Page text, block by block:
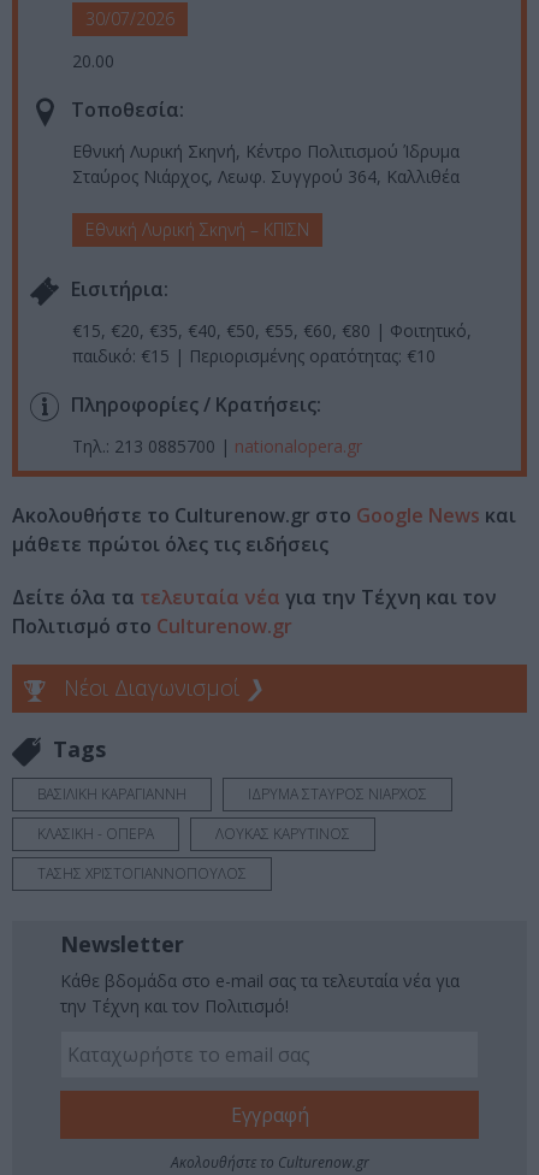
30/07/2026
20.00
Τοποθεσία:
Εθνική Λυρική Σκηνή, Κέντρο Πολιτισμού Ίδρυμα
Σταύρος Νιάρχος, Λεωφ. Συγγρού 364, Καλλιθέα
Εθνική Λυρική Σκηνή – ΚΠΙΣΝ
Eισιτήρια:
€15, €20, €35, €40, €50, €55, €60, €80 | Φοιτητικό,
παιδικό: €15 | Περιορισμένης ορατότητας: €10
Πληροφορίες / Κρατήσεις:
Τηλ.: 213 0885700 | nationalopera.gr
Ακολουθήστε το Culturenow.gr στο Google News και
μάθετε πρώτοι όλες τις ειδήσεις
Δείτε όλα τα τελευταία νέα για την Τέχνη και τον
Πολιτισμό στο Culturenow.gr
Νέοι Διαγωνισμοί ❯
Tags
ΒΑΣΙΛΙΚΗ ΚΑΡΑΓΙΑΝΝΗ
ΙΔΡΥΜΑ ΣΤΑΥΡΟΣ ΝΙΑΡΧΟΣ
ΚΛΑΣΙΚΗ - ΟΠΕΡΑ
ΛΟΥΚΑΣ ΚΑΡΥΤΙΝΟΣ
ΤΑΣΗΣ ΧΡΙΣΤΟΓΙΑΝΝΟΠΟΥΛΟΣ
Newsletter
Κάθε βδομάδα στο e-mail σας τα τελευταία νέα για
την Τέχνη και τον Πολιτισμό!
Ακολουθήστε το Culturenow.gr